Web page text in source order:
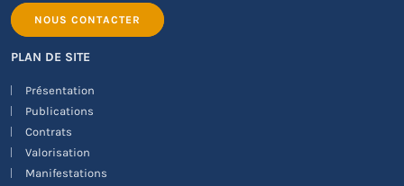
NOUS CONTACTER
PLAN DE SITE
Présentation
Publications
Contrats
Valorisation
Manifestations